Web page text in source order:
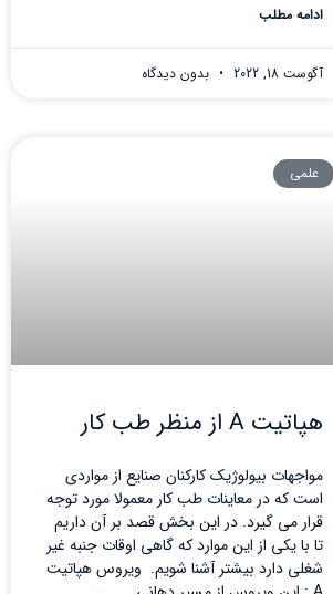
ادامه مطلب
آگوست 18, 2022 بدون دیدگاه
علمی
هپاتیت A از منظر طب کار
مواجهات بیولوژیک کارکنان صنایع از مواردی
است که در معاینات طب کار معمولا مورد توجه
قرار می گیرد. در این بخش قصد بر آن داریم
تا با یکی از این موارد که گاهی اوقات جنبه غیر
شغلی دارد بیشتر آشنا شویم. ویروس هپاتیت